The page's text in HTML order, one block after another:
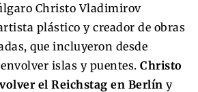
Christo Vladimirov
plástico y creador de obras
que incluyeron desde
islas y puentes. Christo
el Reichstag en Berlín y